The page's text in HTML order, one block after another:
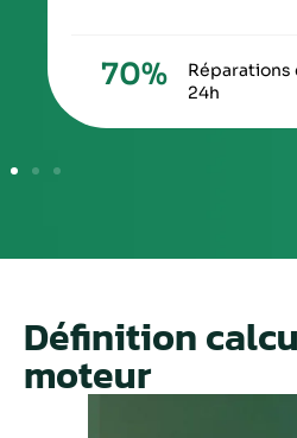
Réparations
24h
70%
Définition
moteur